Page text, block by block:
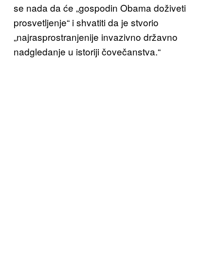
se nada da će „gospodin Obama doživeti
prosvetljenje“ i shvatiti da je stvorio
„najrasprostranjenije invazivno državno
nadgledanje u istoriji čovečanstva.“